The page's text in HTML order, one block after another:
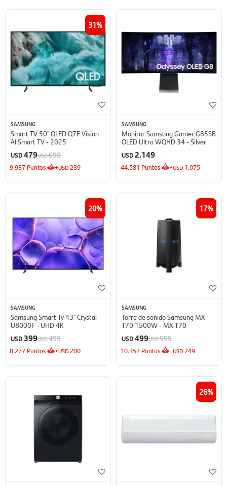
31
SAMSUNG
Smart TV 50'' QLED Q7F Vision
AI Smart TV - 2025
USD479USD699
9.937 Puntos +USD 239
SAMSUNG
Monitor Samsung Gamer G85SB
OLED Ultra WQHD 34 - Silver
USD 2.149
44.581 Puntos +USD 1.075
20
SAMSUNG
Samsung Smart Tv 43'' Crystal
U8000F - UHD 4K
USD 399USD499
8.277 Puntos +USD 200
17
SAMSUNG
Torre de sonido Samsung MX-
T70 1500W - MX-T70
USD499USD599
10.352 Puntos +USD 249
26